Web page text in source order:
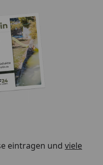
eintragen und viele